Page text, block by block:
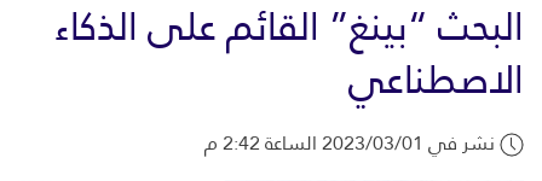
البحث “بينغ” القائم على الذكاء
الاصطناعي
نشر في 2023/03/01 الساعة 2:42 م